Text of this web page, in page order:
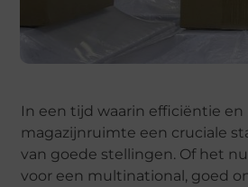
In een tijd waarin efficiëntie
magazijnruimte een cruciale
van goede stellingen. Of het
voor een multinational, goed